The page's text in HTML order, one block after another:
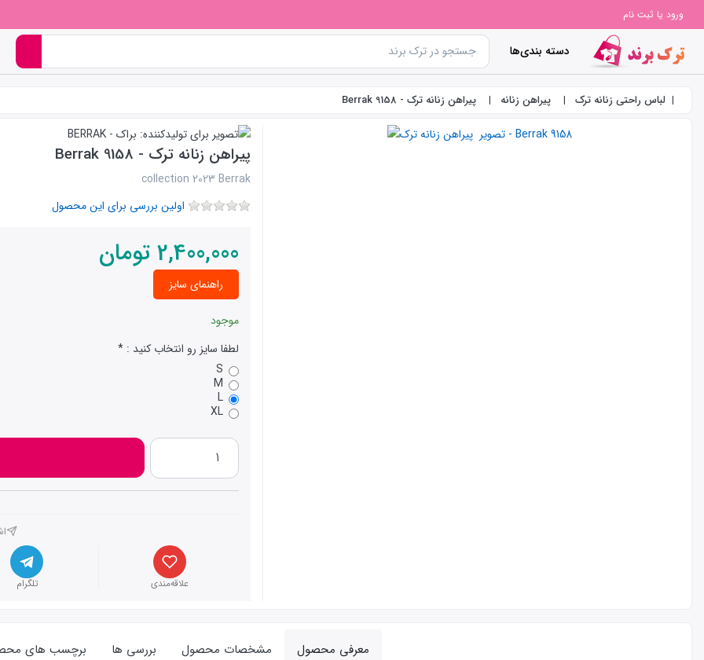
ورود یا ثبت نام
دسته بندی‌ها
لباس راحتی زنانه ترک پیراهن زنانه پیراهن زنانه ترک - Berrak 9158
پیراهن زنانه ترک - Berrak 9158
collection 2023 Berrak
اولین بررسی برای این محصول
2,400,000 تومان
راهنمای سایز
موجود
لطفا سایز رو انتخاب کنید :
S
M
L
XL
علاقه‌مندی تلگرام
معرفی محصول مشخصات محصول بررسی ها برچسب های